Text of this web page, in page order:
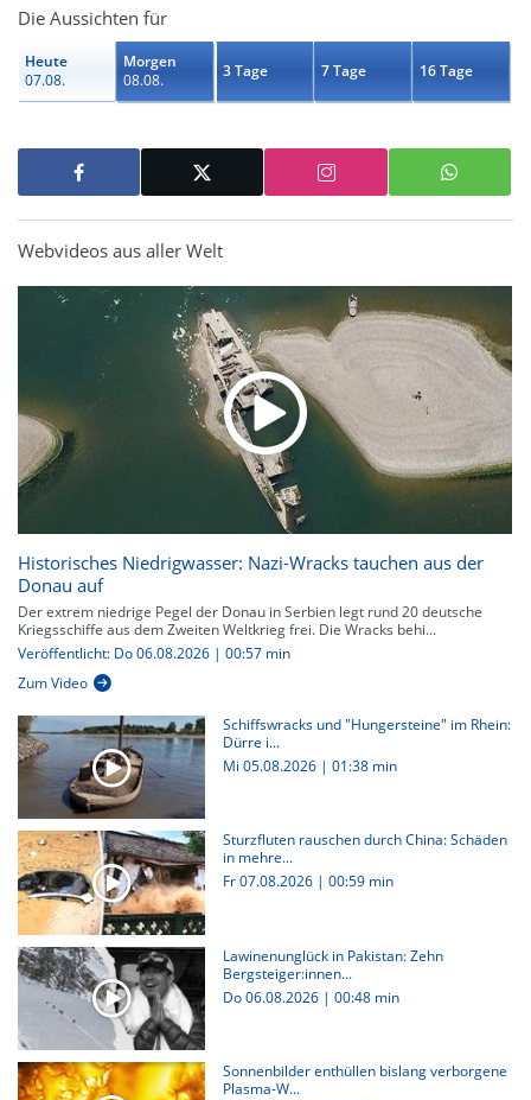
Die Aussichten für
Heute
07.08.
Morgen
08.08.
3 Tage 7 Tage 16 Tage
Webvideos aus aller Welt
Historisches Niedrigwasser: Nazi-Wracks tauchen aus der
Donau auf
Der extrem niedrige Pegel der Donau in Serbien legt rund 20 deutsche
Kriegsschiffe aus dem Zweiten Weltkrieg frei. Die Wracks behi...
Veröffentlicht: Do 06.08.2026 | 00:57 min
Zum Video
Schiffswracks und "Hungersteine" im Rhein:
Dürre i...
Mi 05.08.2026 | 01:38 min
Sturzfluten rauschen durch China: Schäden
in mehre...
Fr 07.08.2026 | 00:59 min
Lawinenunglück in Pakistan: Zehn
Bergsteiger:innen...
Do 06.08.2026 | 00:48 min
Sonnenbilder enthüllen bislang verborgene
Plasma-W...